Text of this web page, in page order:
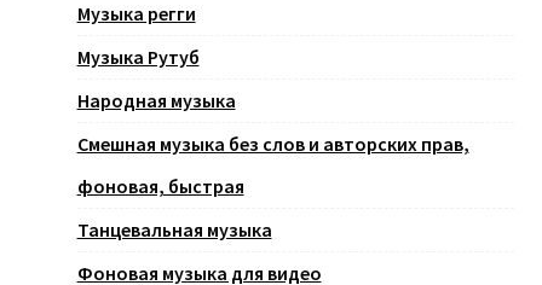
Музыка регги
Музыка Рутуб
Народная музыка
Смешная музыка без слов и авторских прав,
фоновая, быстрая
Танцевальная музыка
Фоновая музыка для видео